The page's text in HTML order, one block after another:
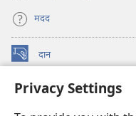
Privacy Settings
मदद
दान
(opens
window)
वॉचटावर ऑनलाइन लाइब्रेरी